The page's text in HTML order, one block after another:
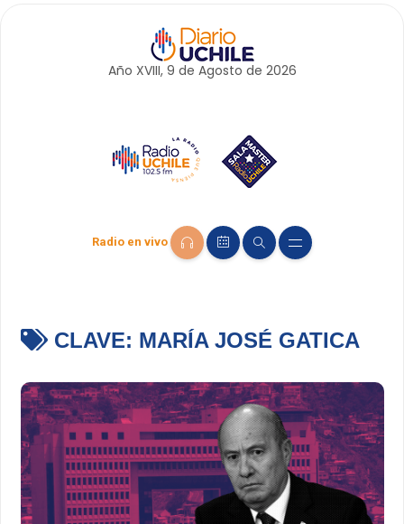
Año XVIII, 9 de Agosto de 2026
Radio en vivo
CLAVE: MARÍA JOSÉ GATICA